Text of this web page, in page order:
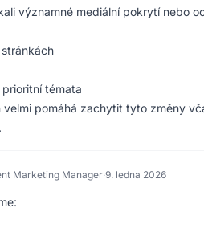
významné mediální pokrytí nebo
témata
pomáhá zachytit tyto změny
Marketing Manager·9. ledna 2026